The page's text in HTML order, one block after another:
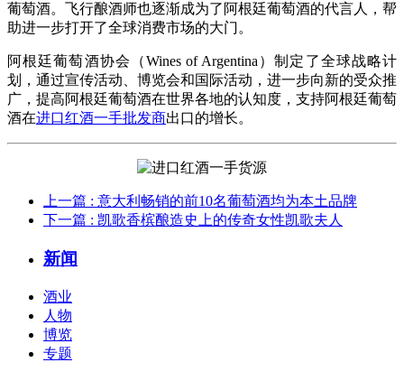
葡萄酒。飞行酿酒师也逐渐成为了阿根廷葡萄酒的代言人，帮
助进一步打开了全球消费市场的大门。
阿根廷葡萄酒协会（Wines of Argentina）制定了全球战略计
划，通过宣传活动、博览会和国际活动，进一步向新的受众推
广，提高阿根廷葡萄酒在世界各地的认知度，支持阿根廷葡萄
酒在进口红酒一手批发商出口的增长。
上一篇 : 意大利畅销的前10名葡萄酒均为本土品牌
下一篇 : 凯歌香槟酿造史上的传奇女性凯歌夫人
新闻
酒业
人物
博览
专题